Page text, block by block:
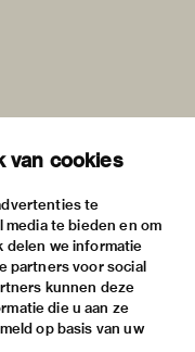
van cookies
te
te bieden en om
delen we informatie
partners voor social
kunnen deze
die u aan ze
op basis van uw